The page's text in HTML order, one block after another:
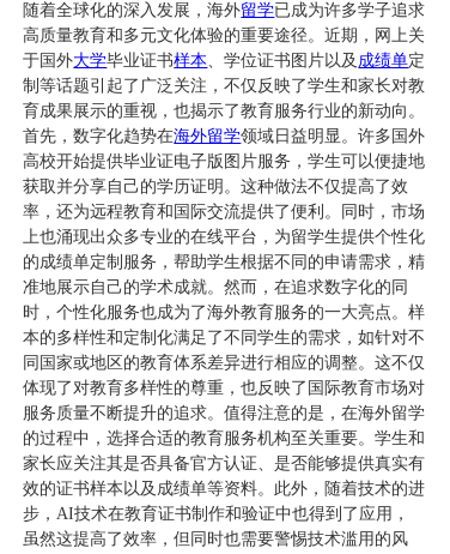
随着全球化的深入发展，海外留学已成为许多学子追求
高质量教育和多元文化体验的重要途径。近期，网上关
于国外大学毕业证书样本、学位证书图片以及 成绩单定
制等话题引起了广泛关注，不仅反映了学生和家长对教
育成果展示的重视，也揭示了教育服务行业的新动向。
首先，数字化趋势在海外留学领域日益明显。许多国外
高校开始提供毕业证电子版图片服务，学生可以便捷地
获取并分享自己的学历证明。这种做法不仅提高了效
率，还为远程教育和国际交流提供了便利。同时，市场
上也涌现出众多专业的在线平台，为留学生提供个性化
的成绩单定制服务，帮助学生根据不同的申请需求，精
准地展示自己的学术成就。然而，在追求数字化的同
时，个性化服务也成为了海外教育服务的一大亮点。样
本的多样性和定制化满足了不同学生的需求，如针对不
同国家或地区的教育体系差异进行相应的调整。这不仅
体现了对教育多样性的尊重，也反映了国际教育市场对
服务质量不断提升的追求。值得注意的是，在海外留学
的过程中，选择合适的教育服务机构至关重要。学生和
家长应关注其是否具备官方认证、是否能够提供真实有
效的证书样本以及成绩单等资料。此外，随着技术的进
步，AI技术在教育证书制作和验证中也得到了应用，
虽然这提高了效率，但同时也需要警惕技术滥用的风